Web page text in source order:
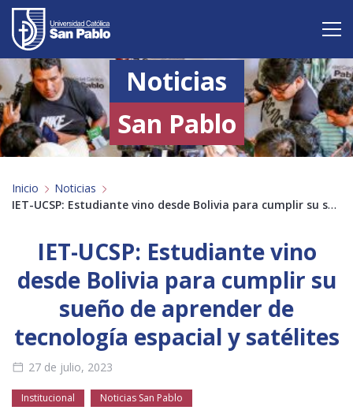
Vive San Pablo
Admisión
Carreras
Postgrado
Investigación
Servicio y proyección a la sociedad
Alumnos Profesores Antiguos Alumnos Padres
Empresas
Público general
Licenciamiento
Noticias
San Pablo
Inicio Noticias
IET-UCSP: Estudiante vino desde Bolivia para cumplir su sueño de aprender de tecnología espacial y satélites
IET-UCSP: Estudiante vino
desde Bolivia para cumplir su
sueño de aprender de
tecnología espacial y satélites
27 de julio, 2023
Institucional Noticias San Pablo